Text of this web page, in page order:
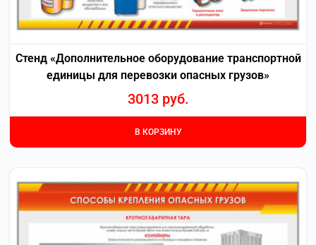
Стенд «Дополнительное оборудование транспортной
единицы для перевозки опасных грузов»
3013 руб.
В КОРЗИНУ